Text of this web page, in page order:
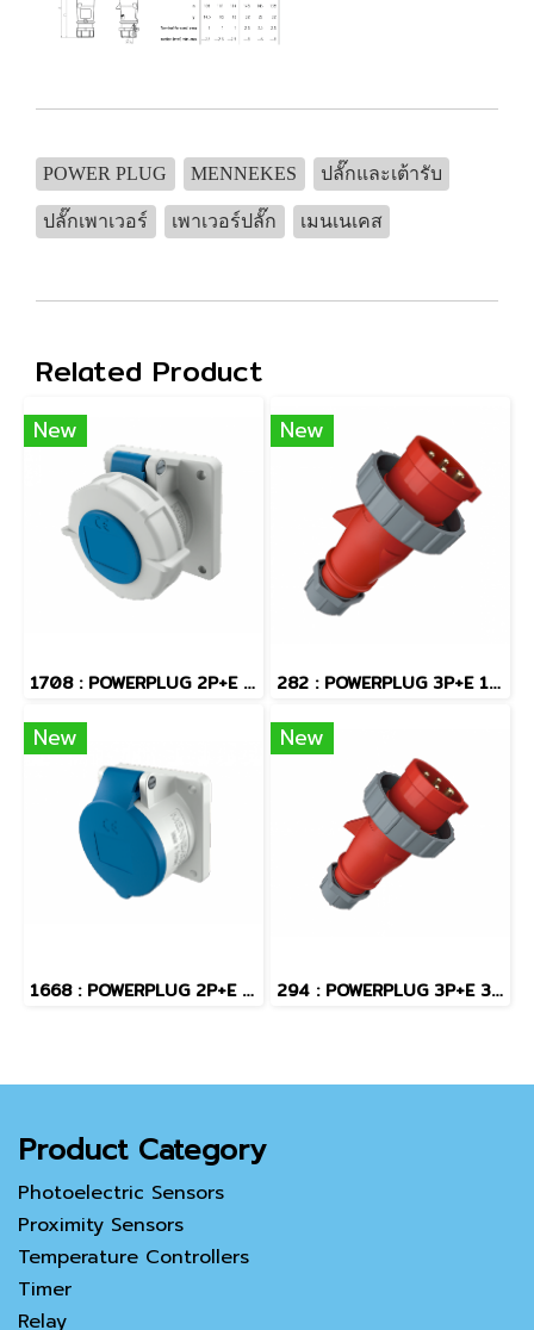
POWER PLUG MENNEKES ปลั๊กและเต้ารับ
ปลั๊กเพาเวอร์ เพาเวอร์ปลั๊ก เมนเนเคส
Related Product
New
1708 : POWERPLUG 2P+E 16A230Vเมียฝัง(IP67)
New
282 : POWERPLUG 3P+E 16A400Vผู้(IP67)
New
1668 : POWERPLUG 2P+E 16A230Vเมียฝัง(IP44)
New
294 : POWERPLUG 3P+E 32A400Vผู้(IP67)
Product Category
Photoelectric Sensors
Proximity Sensors
Temperature Controllers
Timer
Relay